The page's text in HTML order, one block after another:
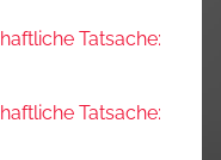
Tatsache:
Tatsache: